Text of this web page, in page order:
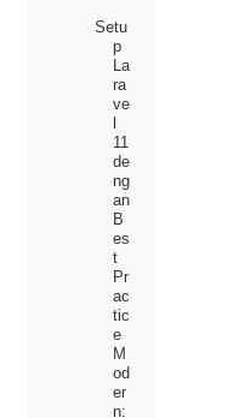
Setu
p
La
ra
ve
11
de
ng
an
B
es
t
Pr
ac
tic
e
M
od
er
n: